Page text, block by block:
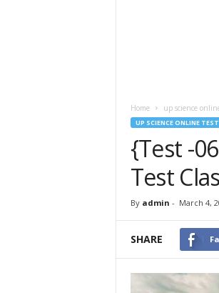
Home up science
UP SCIENCE ONLINE TEST
{Test -
Test
By admin - March 4,
SHARE